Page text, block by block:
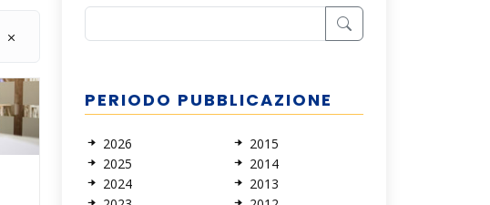
PERIODO PUBBLICAZIONE
2026
2025
2024
2015
2014
2013